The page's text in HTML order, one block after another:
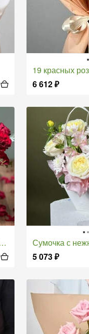
19 красных роз
6 612₽
Сумочка с
5 073₽